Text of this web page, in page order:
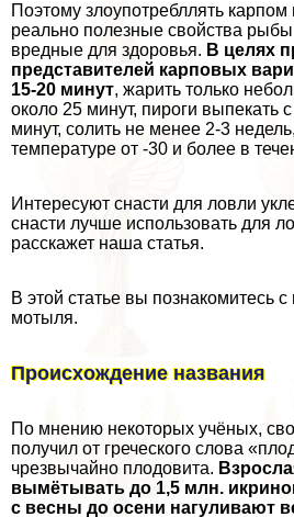
Поэтому злоупотрeбллять карпом
реально полезные свойства
вредные для здоровья. В целях
представителей карповых
15-20 минут, жарить только
около 25 минут, пироги выпекать
минут, солить не менее 2-3
температуре от -30 и более в
Интересуют снасти для ловли
снасти лучше использовать для
расскажет наша статья.
В этой статье вы познакомитесь
мотыля.
Происхождение названия
По мнению некоторых учёных,
получил от греческого слова
чрезвычайно плодовита.
вымётывать до 1,5 млн.
с весны до осени нагуливают